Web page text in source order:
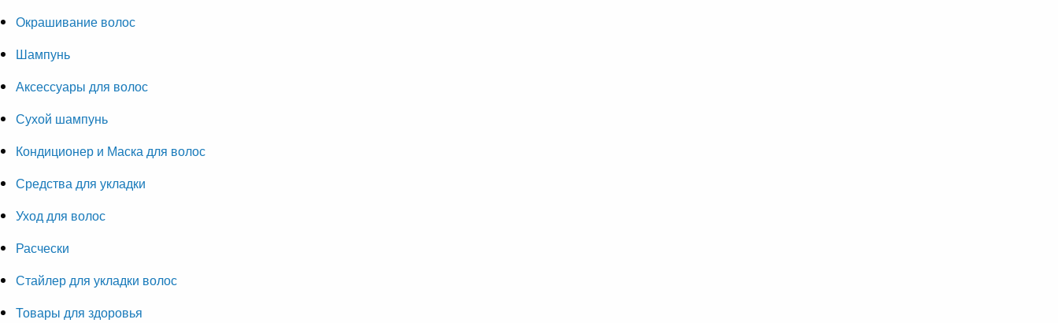
Окрашивание волос
Шампунь
Аксессуары для волос
Сухой шампунь
Кондиционер и Маска для волос
Средства для укладки
Уход для волос
Расчески
Стайлер для укладки волос
Товары для здоровья